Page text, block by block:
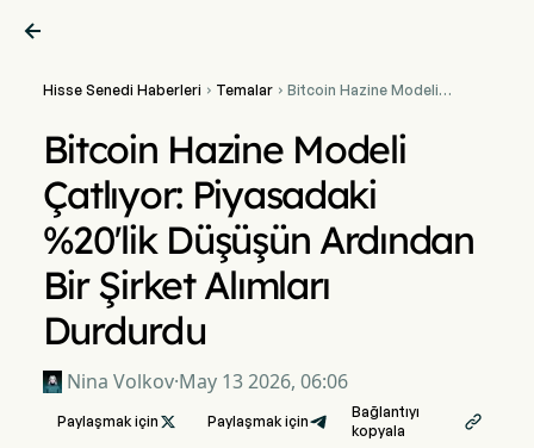

Hisse Senedi Haberleri  Temalar Bitcoin Hazine Modeli
Bir Şirket Alımları Durdurdu
Bitcoin Hazine Modeli
Çatlıyor: Piyasadaki
%20'lik Düşüşün Ardından
Bir Şirket Alımları
Durdurdu
Nina Volkov·May 13 2026, 06:06
Paylaşmak için  Paylaşmak için
Bağlantıyı
kopyala
